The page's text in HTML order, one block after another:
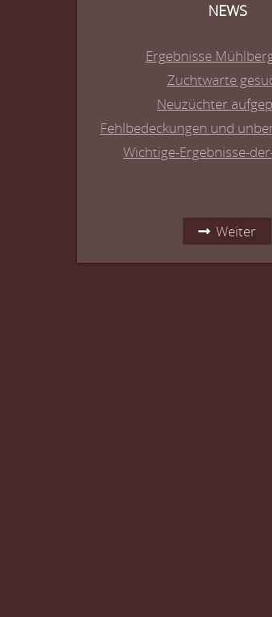
NEWS
Ergebnisse
Zuchtwarte
Neuzüchter
Fehlbedeckungen und
Wichtige-Ergebnisse-
Weiter